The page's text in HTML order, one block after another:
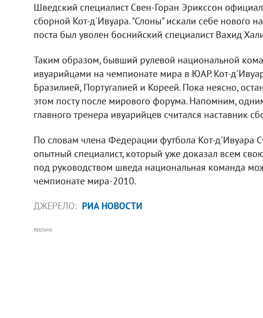
Шведский специалист Свен-Горан Эрикссон
сборной Кот-д´Ивуара. "Слоны" искали себе нового
поста был уволен боснийский специалист Вахид
Таким образом, бывший рулевой национальной
ивуарийцами на чемпионате мира в ЮАР. Кот-д´Ивуар
Бразилией, Португалией и Кореей. Пока неясно,
этом посту после мирового форума. Напомним,
главного тренера ивуарийцев считался наставник
По словам члена Федерации футбола Кот-д´Ивуара
опытный специалист, который уже доказал всем
под руководством шведа национальная команда
чемпионате мира-2010.
ДЖЕРЕЛО: РИА НОВОСТИ
РЕКЛАМА